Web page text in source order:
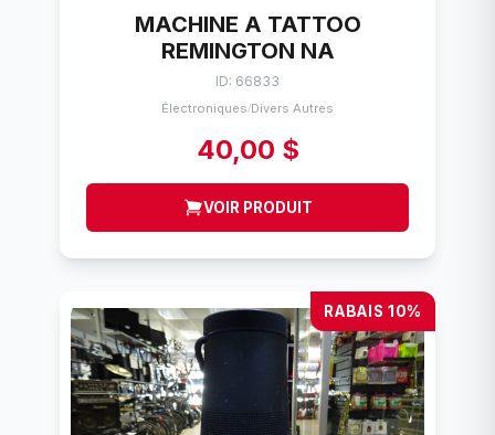
MACHINE A TATTOO
REMINGTON NA
ID: 66833
Électroniques/Divers Autres
40,00 $
VOIR PRODUIT
RABAIS 10%